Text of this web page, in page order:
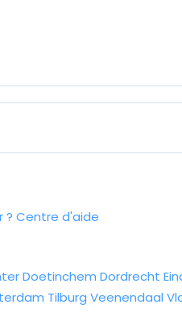
? Centre d'aide
Doetinchem Dordrecht
Tilburg Veenendaal